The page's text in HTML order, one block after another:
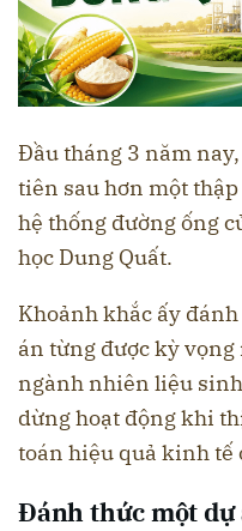
Đầu tháng 3 năm
tiên sau hơn một
hệ thống đường ống
học Dung Quất.
Khoảnh khắc ấy
án từng được kỳ
ngành nhiên liệu
dừng hoạt động khi
toán hiệu quả kinh tế
Đánh thức một dự